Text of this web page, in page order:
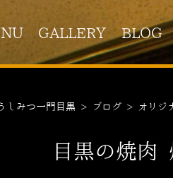
GALLERY BLOG
しみつ一門目黒 > ブログ > オリジ
目黒の焼肉